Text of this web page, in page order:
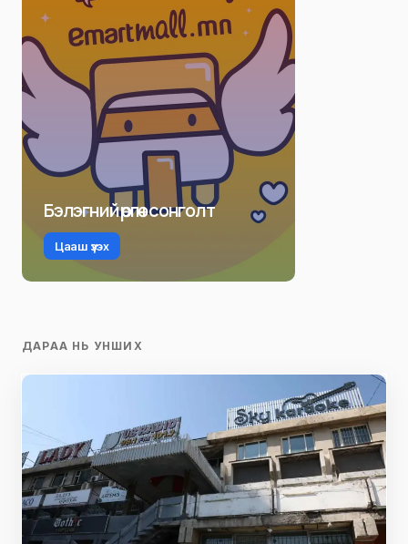
Бэлэгний өргөн сонголт
Цааш үзэх
ДАРАА НЬ УНШИХ